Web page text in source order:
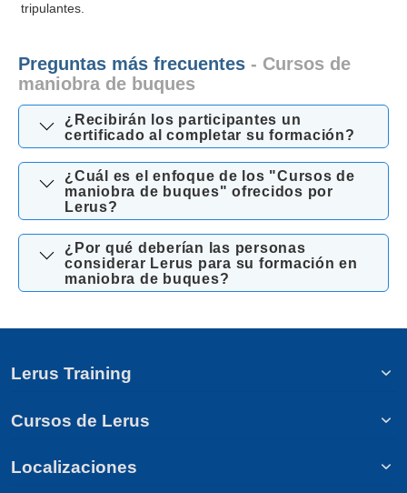
tripulantes.
Preguntas más frecuentes - Cursos de
maniobra de buques
¿Recibirán los participantes un
certificado al completar su formación?
¿Cuál es el enfoque de los "Cursos de
maniobra de buques" ofrecidos por
Lerus?
¿Por qué deberían las personas
considerar Lerus para su formación en
maniobra de buques?
Lerus Training
Cursos de Lerus
Localizaciones